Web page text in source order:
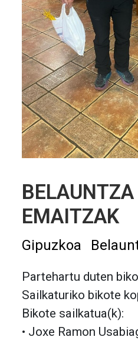
EMAITZAK
Gipuzkoa
Partehartu duten
Sailkaturiko bikote
Bikote sailkatua(k):
• Joxe Ramon